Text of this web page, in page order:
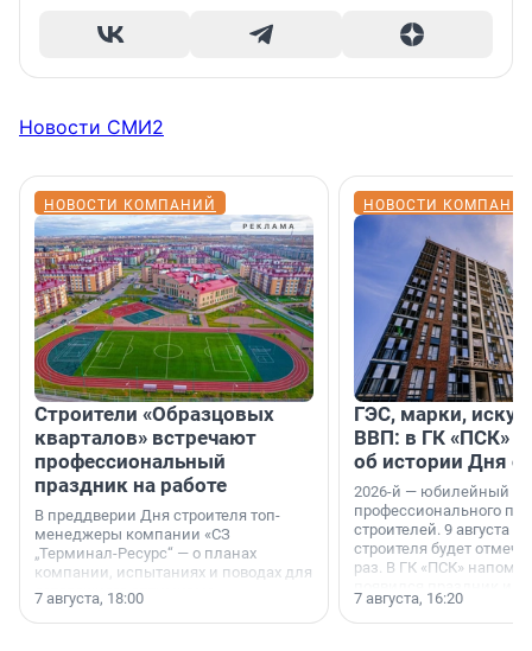
Новости СМИ2
НОВОСТИ КОМПАНИЙ
Строители «Образцовых
кварталов» встречают
профессиональный
праздник на работе
В преддверии Дня строителя топ-
менеджеры компании «СЗ
„Терминал-Ресурс“ — о планах
компании, испытаниях и поводах для
осторожного оптимизма.
7 августа, 18:00
НОВОСТИ
ГЭС, марки,
ВВП: в ГК «ПСК»
об истории Дня
2026-й — юбилейный
профессионального
строителей. 9 августа
строителя будет
раз. В ГК «ПСК»
поменялась роль
7 августа, 16:20